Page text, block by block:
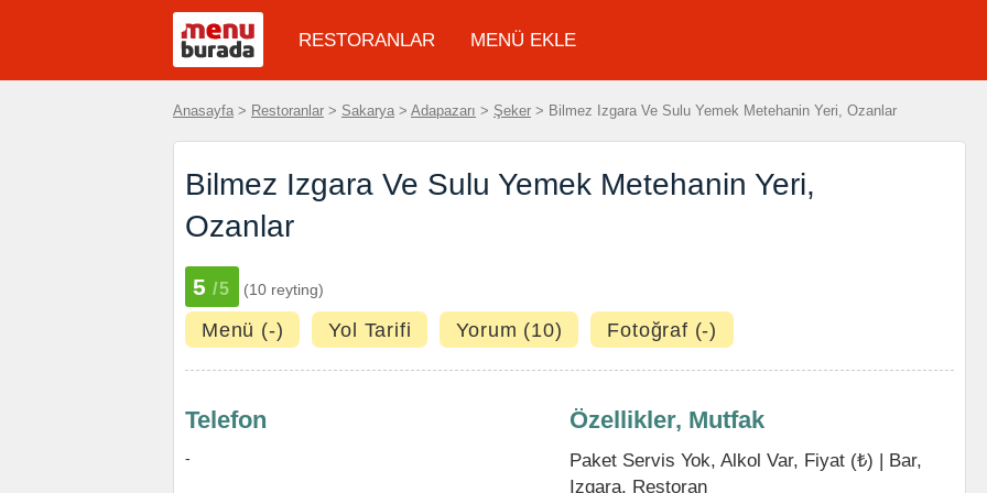
RESTORANLAR MENÜ EKLE
Anasayfa > Restoranlar > Sakarya > Adapazarı > Şeker > Bilmez Izgara Ve Sulu Yemek Metehanin Yeri, Ozanlar
Bilmez Izgara Ve Sulu Yemek Metehanin Yeri,
Ozanlar
5 /5 (10 reyting)
Menü (-) Yol Tarifi Yorum (10) Fotoğraf (-)
Telefon
-
Özellikler, Mutfak
Paket Servis Yok, Alkol Var, Fiyat (₺) | Bar,
Izgara, Restoran